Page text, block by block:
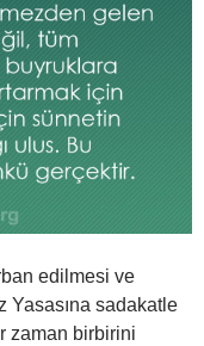
edilmesi ve
Yasasına sadakatle
zaman birbirini